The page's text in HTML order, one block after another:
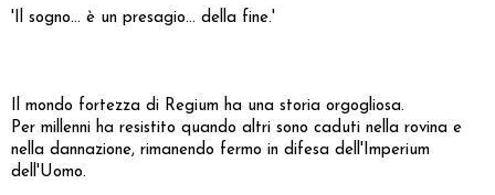
'Il sogno... è un presagio... della fine.'
Il mondo fortezza di Regium ha una storia orgogliosa.
Per millenni ha resistito quando altri sono caduti nella rovina e
nella dannazione, rimanendo fermo in difesa dell'Imperium
dell'Uomo.